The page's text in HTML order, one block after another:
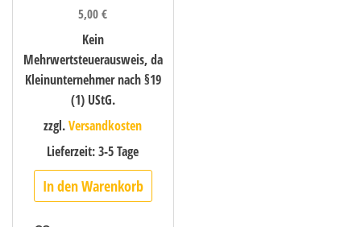
5,00€
Kein
Mehrwertsteuerausweis, da
Kleinunternehmer nach §19
(1) UStG.
zzgl.Versandkosten
Lieferzeit:3-5 Tage
In den Warenkorb